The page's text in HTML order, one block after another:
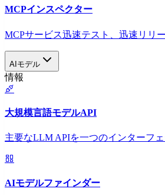
MCPインスペクター
MCPサービス迅速テスト、迅速リリ
AIモデル
情報
大規模言語モデルAPI
主要なLLM APIを一つのインターフェ
AIモデルファインダー